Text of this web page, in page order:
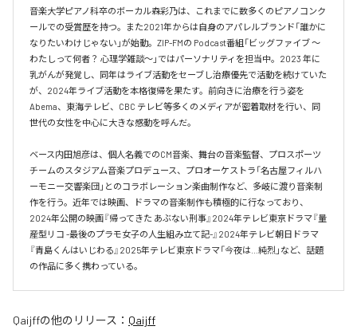
音楽大学ピアノ科卒のボーカル森彩乃は、これまでに数多くのピアノコンク
ールでの受賞歴を持つ。また2021年からは自身のアパレルブランド「誰かに
なりたいわけじゃない」が始動。ZIP-FMの Podcast番組「ビッグファイブ 〜
わたしって何者？ 心理学雑談〜」ではパーソナリティを担当中。2023 年に
乳がんが発覚し、同年はライブ活動をセーブし治療優先で活動を続けていた
が、2024年ライブ活動を本格復帰を果たす。前向きに治療を行う姿を
Abema、東海テレビ、CBC テレビ等多くのメディアが密着取材を行い、同
世代の女性を中心に大きな感動を呼んだ。
ベース内田旭彦は、個人名義でのCM音楽、舞台の音楽監督、プロスポーツ
チームのスタジアム音楽プロデュース、プロオーケストラ「名古屋フィルハ
ーモニー交響楽団」とのコラボレーション楽曲制作など、多岐に渡り音楽制
作を行う。近年では映画、ドラマの音楽制作も積極的に行なっており、
2024年公開の映画『帰ってきた あぶない刑事』2024年テレビ東京ドラマ『量
産型リコ -最後のプラモ女子の人生組み立て記-』2024年テレビ朝日ドラマ
『青島くんはいじわる』2025年テレビ東京ドラマ「今夜は…純烈」など、話題
の作品に多く携わっている。
Qaijffの他のリリース： Qaijff